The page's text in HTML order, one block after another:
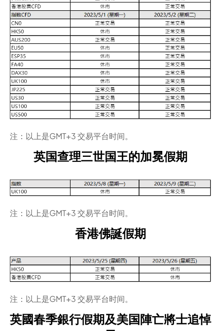
注：以上是GMT+3 交易平台时间。
英国查理三世国王的加冕假期
注：以上是GMT+3 交易平台时间。
香港佛誕假期
注：以上是GMT+3 交易平台时间。
英國春季銀行假期及美国陣亡將士追悼